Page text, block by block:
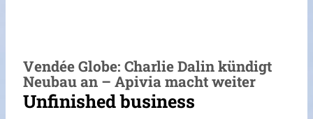
Vendée Globe: Charlie Dalin kündigt
Neubau an – Apivia macht weiter
Unfinished business